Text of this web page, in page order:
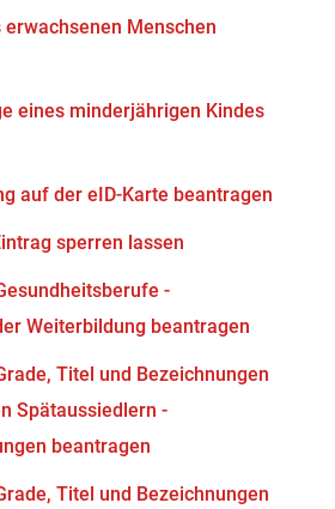
Menschen
eines minderjährigen Kindes
auf der eID-Karte beantragen
sperren lassen
-
Weiterbildung beantragen
Titel und Bezeichnungen
Spätaussiedlern -
beantragen
Titel und Bezeichnungen